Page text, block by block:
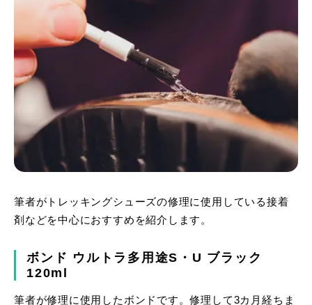
筆者がトレッキングシューズの修理に使用している接着
剤などを中心におすすめを紹介します。
ボンド ウルトラ多用途S・U ブラック
120ml
筆者が修理に使用したボンドです。修理して3カ月経ちま